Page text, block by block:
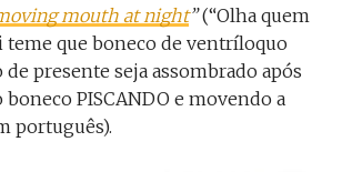
mouth at night”(“Olha quem
teme que boneco de ventríloquo
presente seja assombrado após
PISCANDO e movendo a
português).